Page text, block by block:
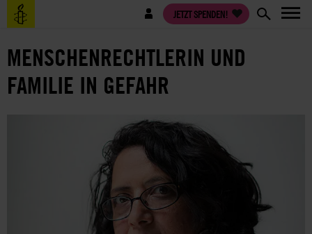
Direkt
zum
Benutzermenü JETZT SPENDEN!
MENSCHENRECHTLERIN UND
FAMILIE IN GEFAHR